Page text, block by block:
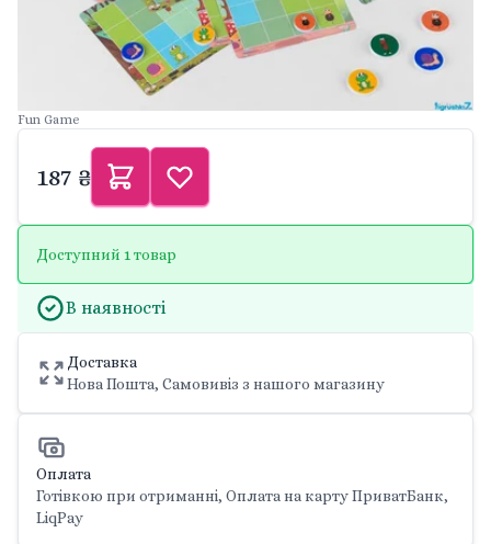
Fun Game
187 ₴
Доступний 1 товар
В наявності
Доставка
Нова Пошта, Самовивіз з нашого магазину
Оплата
Готівкою при отриманні, Оплата на карту ПриватБанк,
LiqPay